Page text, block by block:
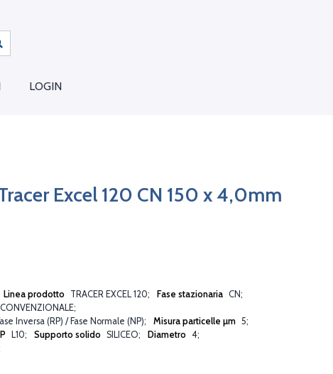
LOGIN
Excel 120 CN 150 x 4,0mm
Linea prodotto TRACER EXCEL 120 Fase stazionaria CN
Inversa (RP) / Fase Normale (NP) Misura particelle µm 5
L10 Supporto solido SILICEO Diametro 4